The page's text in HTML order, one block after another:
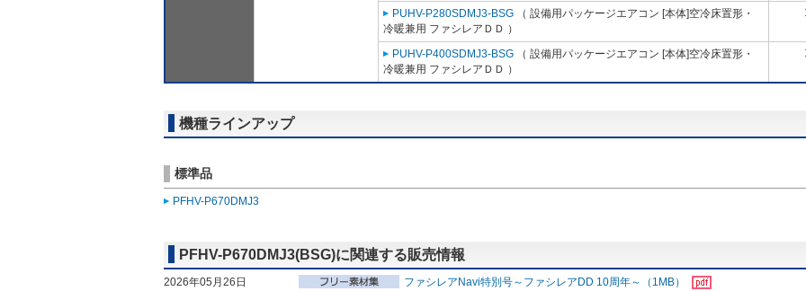
PUHV-P280SDMJ3-BSG （ 設備用パッケージエアコン [本体]空冷床置形・
冷暖兼用 ファシレアＤＤ ）
PUHV-P400SDMJ3-BSG （ 設備用パッケージエアコン [本体]空冷床置形・
冷暖兼用 ファシレアＤＤ ）
機種ラインアップ
標準品
PFHV-P670DMJ3
PFHV-P670DMJ3(BSG)に関連する販売情報
2026年05月26日
ファシレアNavi特別号～ファシレアDD 10周年～（1MB）